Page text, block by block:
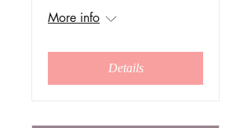
More info
Details